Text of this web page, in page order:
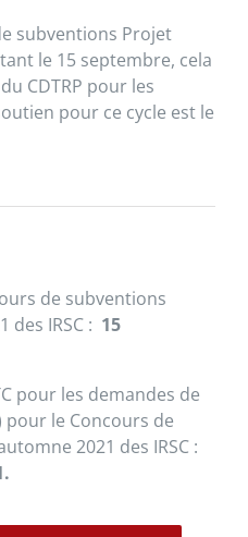
subventions Projet
le 15 septembre, cela
CDTRP pour les
pour ce cycle est le
de subventions
des IRSC : 15
pour les demandes de
pour le Concours de
2021 des IRSC :